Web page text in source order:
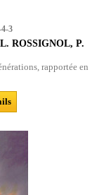
3
ROSSIGNOL, P.
rapportée en